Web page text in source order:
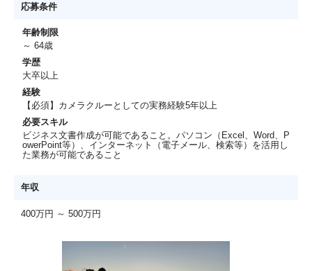
応募条件
年齢制限
～ 64歳
学歴
大卒以上
経験
【必須】カメラクルーとしての実務経験5年以上
必要スキル
ビジネス文書作成が可能であること。パソコン（Excel、Word、P
owerPoint等）、インターネット（電子メール、検索等）を活用し
た業務が可能であること
年収
400万円 ～ 500万円